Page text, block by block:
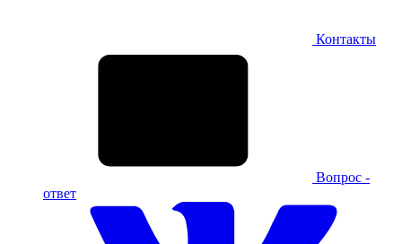
Контакты
Вопрос -
ответ